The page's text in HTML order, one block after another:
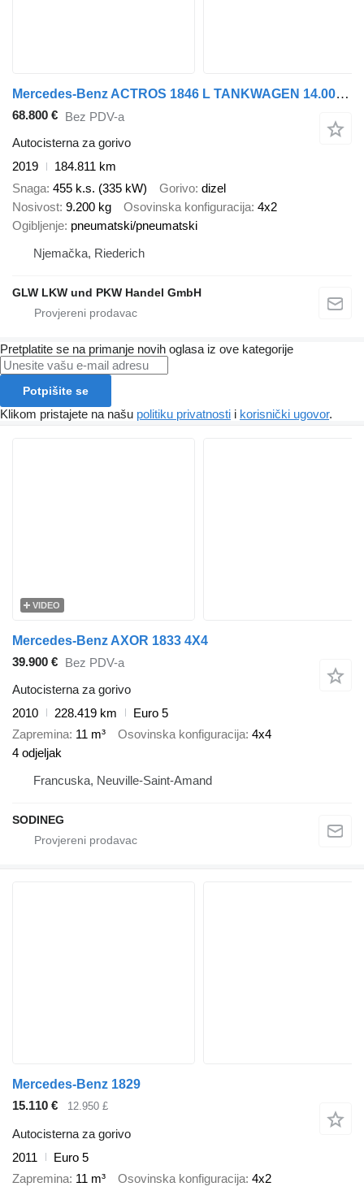
Mercedes-Benz ACTROS 1846 L TANKWAGEN 14.000 LTR*OBEN- + UNTEN
68.800 € Bez PDV-a
Autocisterna za gorivo
2019
184.811 km
Snaga 455 k.s. (335 kW) Gorivo dizel
Nosivost 9.200 kg Osovinska konfiguracija 4x2
Ogibljenje pneumatski/pneumatski
Njemačka, Riederich
GLW LKW und PKW Handel GmbH
Pretplatite se na primanje novih oglasa iz ove kategorije
Potpišite se
Klikom pristajete na našu politiku privatnosti i korisnički ugovor.
VIDEO
Mercedes-Benz AXOR 1833 4X4
39.900 € Bez PDV-a
Autocisterna za gorivo
2010
228.419 km
Euro 5
Zapremina 11 m³ Osovinska konfiguracija 4x4
4 odjeljak
Francuska, Neuville-Saint-Amand
SODINEG
Mercedes-Benz 1829
15.110 €
12.950 £
Autocisterna za gorivo
2011
Euro 5
Zapremina 11 m³ Osovinska konfiguracija 4x2